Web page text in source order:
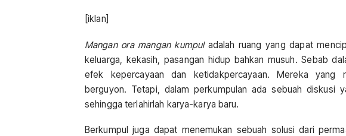
[iklan]
Mangan ora mangan kumpul adalah ruang yang dapat
keluarga, kekasih, pasangan hidup bahkan musuh. Sebab
efek kepercayaan dan ketidakpercayaan. Mereka yang
berguyon. Tetapi, dalam perkumpulan ada sebuah diskusi
sehingga terlahirlah karya-karya baru.
Berkumpul juga dapat menemukan sebuah solusi dari